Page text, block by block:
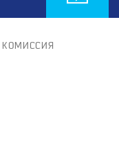
КОМИССИЯ